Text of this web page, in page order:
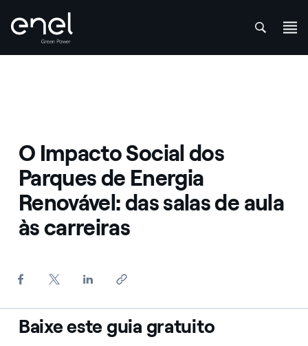
O Impacto Social dos
Parques de Energia
Renovável: das salas de aula
às carreiras
Baixe este guia gratuito